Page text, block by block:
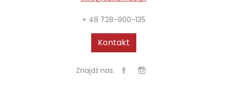
+ 48 728-900-135
Kontakt
Znajdź nas: